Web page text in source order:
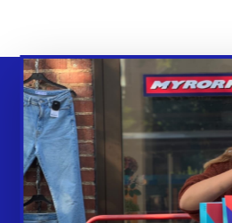
Webbshop
Butiker
Lämna in
Vårt överskott